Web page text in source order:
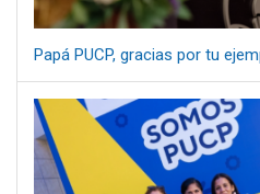
Papá PUCP, gracias por tu